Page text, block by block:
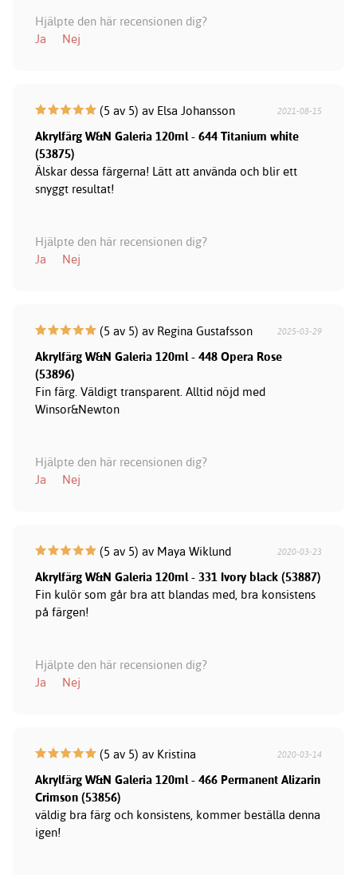
Hjälpte den här recensionen dig?
Ja
Nej
(5 av 5) av Elsa Johansson 2021-08-15
Akrylfärg W&N Galeria 120ml - 644 Titanium white
(53875)
Älskar dessa färgerna! Lätt att använda och blir ett
snyggt resultat!
Hjälpte den här recensionen dig?
Ja
Nej
(5 av 5) av Regina Gustafsson 2025-03-29
Akrylfärg W&N Galeria 120ml - 448 Opera Rose
(53896)
Fin färg. Väldigt transparent. Alltid nöjd med
Winsor&Newton
Hjälpte den här recensionen dig?
Ja
Nej
(5 av 5) av Maya Wiklund 2020-03-23
Akrylfärg W&N Galeria 120ml - 331 Ivory black (53887)
Fin kulör som går bra att blandas med, bra konsistens
på färgen!
Hjälpte den här recensionen dig?
Ja
Nej
(5 av 5) av Kristina 2020-03-14
Akrylfärg W&N Galeria 120ml - 466 Permanent Alizarin
Crimson (53856)
väldig bra färg och konsistens, kommer beställa denna
igen!